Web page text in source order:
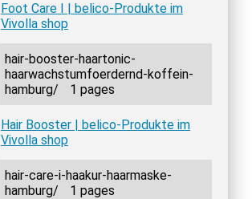
Foot Care I | belico-Produkte im
Vivolla shop
hair-booster-haartonic-
haarwachstumfoerdernd-koffein-
hamburg/
1 pages
Hair Booster | belico-Produkte im
Vivolla shop
hair-care-i-haakur-haarmaske-
hamburg/
1 pages